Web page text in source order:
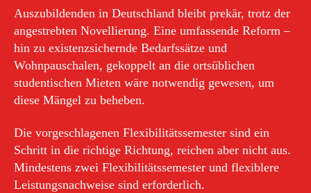
Auszubildenden in Deutschland bleibt prekär, trotz der
angestrebten Novellierung. Eine umfassende Reform –
hin zu existenzsichernde Bedarfssätze und
Wohnpauschalen, gekoppelt an die ortsüblichen
studentischen Mieten wäre notwendig gewesen, um
diese Mängel zu beheben.
Die vorgeschlagenen Flexibilitätssemester sind ein
Schritt in die richtige Richtung, reichen aber nicht aus.
Mindestens zwei Flexibilitätssemester und flexiblere
Leistungsnachweise sind erforderlich.